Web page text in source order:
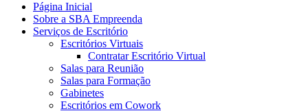
Página Inicial
Sobre a SBA Empreenda
Serviços de Escritório
Escritórios Virtuais
Contratar Escritório Virtual
Salas para Reunião
Salas para Formação
Gabinetes
Escritórios em Cowork